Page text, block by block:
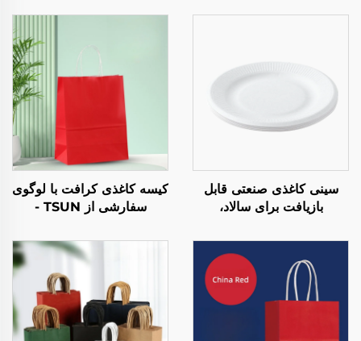
سینی کاغذی صنعتی قابل
بازیافت برای سالاد،
نان، شکلات، و همبرگر -
مناسب برای خدمات گروهی
و فعالیت‌های هنری
کیسه کاغذی کرافت با لوگوی
سفارشی از TSUN -
حمل در فصل نو سال و
کریسمس